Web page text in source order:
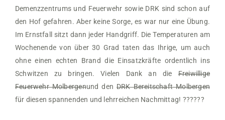
Demenzzentrums und Feuerwehr sowie DRK sind schon auf
den Hof gefahren. Aber keine Sorge, es war nur eine Übung.
Im Ernstfall sitzt dann jeder Handgriff. Die Temperaturen am
Wochenende von über 30 Grad taten das Ihrige, um auch
ohne einen echten Brand die Einsatzkräfte ordentlich ins
Schwitzen zu bringen. Vielen Dank an dieFreiwillige
Feuerwehr Molbergenund den DRK Bereitschaft Molbergen
für diesen spannenden und lehrreichen Nachmittag! ?‍??‍???